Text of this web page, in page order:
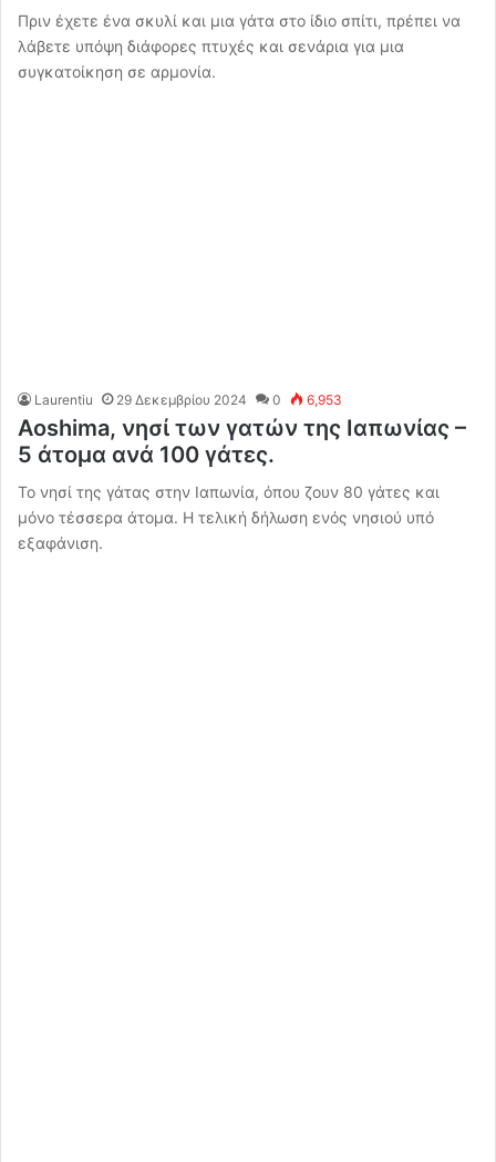
Πριν έχετε ένα σκυλί και μια γάτα στο ίδιο σπίτι, πρέπει να
λάβετε υπόψη διάφορες πτυχές και σενάρια για μια
συγκατοίκηση σε αρμονία.
Laurentiu 29 Δεκεμβρίου 2024 0 6,953
Aoshima, νησί των γατών της Ιαπωνίας –
5 άτομα ανά 100 γάτες.
Το νησί της γάτας στην Ιαπωνία, όπου ζουν 80 γάτες και
μόνο τέσσερα άτομα. Η τελική δήλωση ενός νησιού υπό
εξαφάνιση.